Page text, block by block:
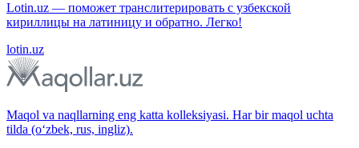
Lotin.uz — поможет транслитерировать с узбекской
кириллицы на латиницу и обратно. Легко!
lotin.uz
Maqol va naqllarning eng katta kolleksiyasi. Har bir maqol uchta
tilda (o‘zbek, rus, ingliz).